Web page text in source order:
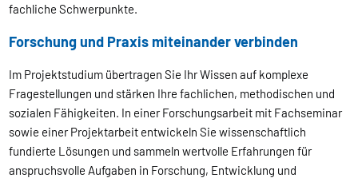
fachliche Schwerpunkte.
Forschung und Praxis miteinander verbinden
Im Projektstudium übertragen Sie Ihr Wissen auf komplexe
Fragestellungen und stärken Ihre fachlichen, methodischen und
sozialen Fähigkeiten. In einer Forschungsarbeit mit Fachseminar
sowie einer Projektarbeit entwickeln Sie wissenschaftlich
fundierte Lösungen und sammeln wertvolle Erfahrungen für
anspruchsvolle Aufgaben in Forschung, Entwicklung und